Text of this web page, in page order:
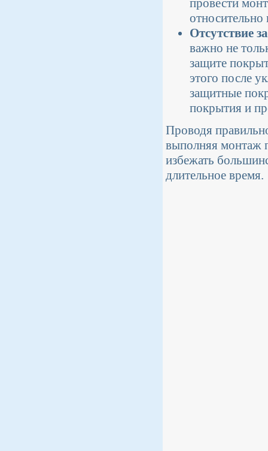
относительно
Отсутствие
важно не
защите
этого после
защитные
покрытия и
Проводя
выполняя монтаж
избежать
длительное время.